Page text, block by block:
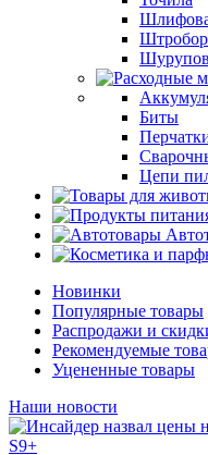
Биты
Цепи
Новинки
Популярные товары
Распродажи и
Рекомендуемые
Уцененные товары
Наши новости